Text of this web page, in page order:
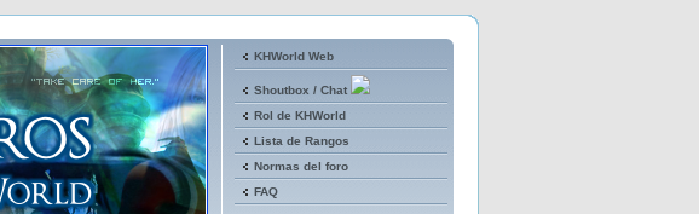
KHWorld Web
Shoutbox / Chat
Rol de KHWorld
Lista de Rangos
Normas del foro
FAQ